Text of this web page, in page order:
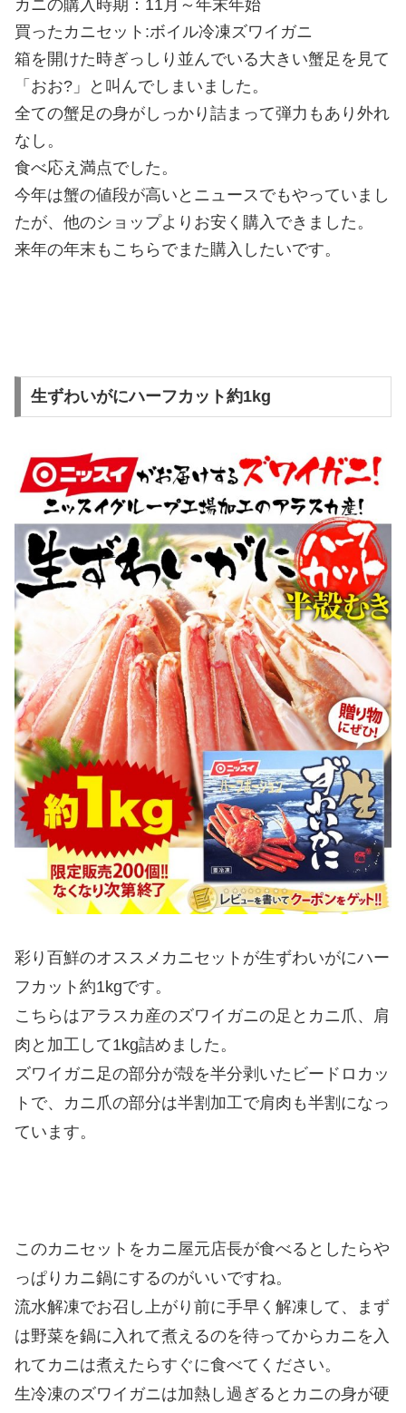
カニの購入時期：11月～年末年始
買ったカニセット:ボイル冷凍ズワイガニ
箱を開けた時ぎっしり並んでいる大きい蟹足を見て
「おお?」と叫んでしまいました。
全ての蟹足の身がしっかり詰まって弾力もあり外れ
なし。
食べ応え満点でした。
今年は蟹の値段が高いとニュースでもやっていまし
たが、他のショップよりお安く購入できました。
来年の年末もこちらでまた購入したいです。
生ずわいがにハーフカット約1kg
彩り百鮮のオススメカニセットが生ずわいがにハー
フカット約1kgです。
こちらはアラスカ産のズワイガニの足とカニ爪、肩
肉と加工して1kg詰めました。
ズワイガニ足の部分が殻を半分剥いたビードロカッ
トで、カニ爪の部分は半割加工で肩肉も半割になっ
ています。
このカニセットをカニ屋元店長が食べるとしたらや
っぱりカニ鍋にするのがいいですね。
流水解凍でお召し上がり前に手早く解凍して、まず
は野菜を鍋に入れて煮えるのを待ってからカニを入
れてカニは煮えたらすぐに食べてください。
生冷凍のズワイガニは加熱し過ぎるとカニの身が硬